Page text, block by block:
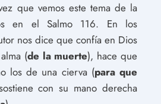
que vemos este tema de la
en el Salmo 116. En los
nos dice que confía en Dios
(de la muerte), hace que
los de una cierva (para que
con su mano derecha